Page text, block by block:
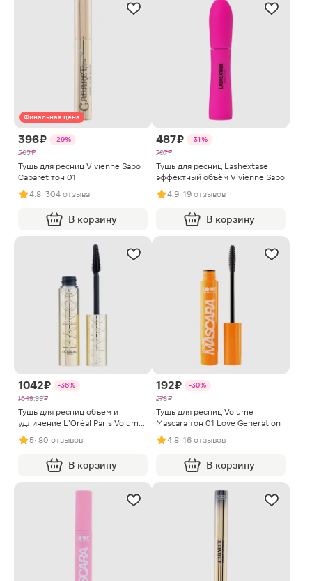
Финальная цена
396 ₽
-29%
565 ₽
Тушь для ресниц Vivienne Sabo
Cabaret тон 01
4.8· 304 отзыва
В корзину
487 ₽
-31%
707 ₽
Тушь для ресниц Lashextase
эффектный объём Vivienne Sabo
4.9· 19 отзывов
В корзину
1042 ₽
-36%
1649.99 ₽
Тушь для ресниц объем и
удлинение L’Oréal Paris Volume
Millions Lashes Panorama
5· 80 отзывов
В корзину
192 ₽
-30%
278 ₽
Тушь для ресниц Volume
Mascara тон 01 Love Generation
4.8· 16 отзывов
В корзину